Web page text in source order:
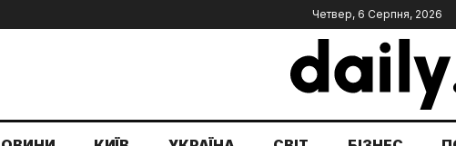
Четвер, 6 Серпня, 2026